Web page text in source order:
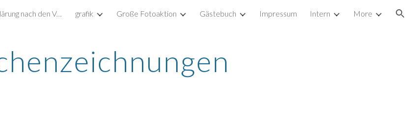
content Skip to navigation
Datenschutzerklärung nach den Vorgaben der DSGVO grafik Große Fotoaktion Gästebuch Impressum Intern More